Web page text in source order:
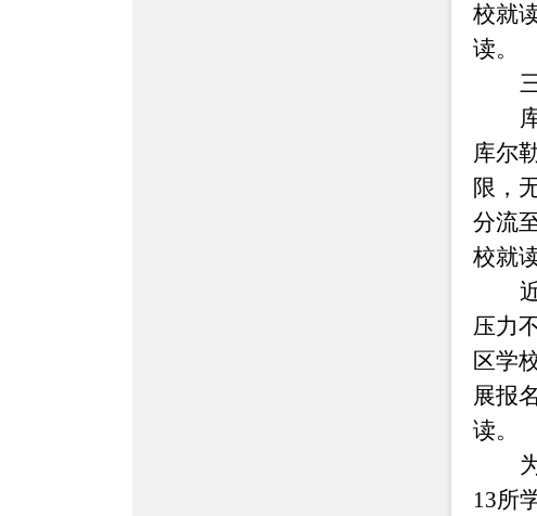
校就
读。
库尔
限，
分流
校就读
压力
区学
展报
读。
13所